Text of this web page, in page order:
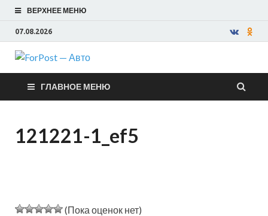
ВЕРХНЕЕ МЕНЮ
07.08.2026
ForPost —
Авто
ГЛАВНОЕ МЕНЮ
121221-1_ef5
(Пока оценок нет)